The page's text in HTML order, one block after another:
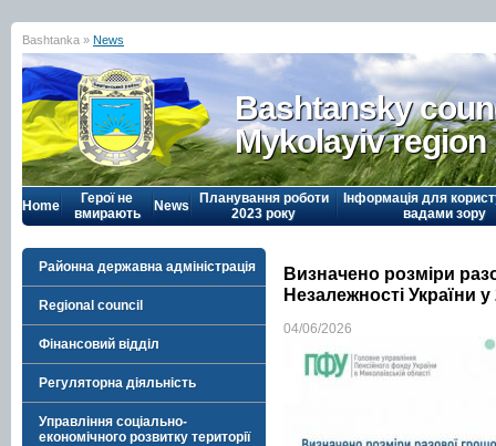
Bashtanka » News
Bashtansky
Mykolayiv region
Home
Герої не
вмирають
News
Планування роботи
2023 року
Інформація для
вадами зору
Районна державна адміністрація
Regional council
Фінансовий відділ
Регуляторна діяльність
Управління соціально-
економічного розвитку території
Визначено розміри
Незалежності України у
04/06/2026